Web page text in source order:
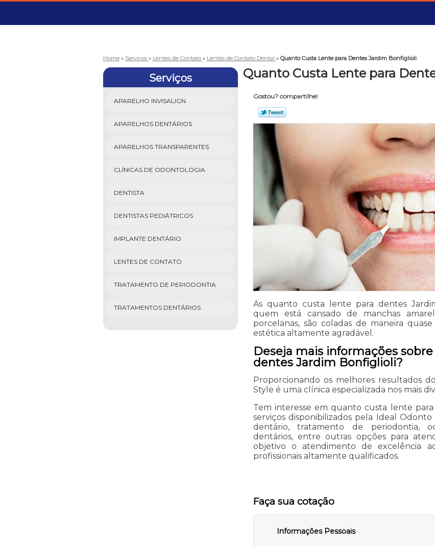
Home » Serviços » Lentes de Contato » Lentes de Contato Dental » Quanto Custa Lente para Dentes Jardim Bonfiglioli
Serviços
APARELHO INVISALIGN
APARELHOS DENTÁRIOS
APARELHOS TRANSPARENTES
CLÍNICAS DE ODONTOLOGIA
DENTISTA
DENTISTAS PEDIÁTRICOS
IMPLANTE DENTÁRIO
LENTES DE CONTATO
TRATAMENTO DE PERIODONTIA
TRATAMENTOS DENTÁRIOS
Quanto Custa Lente para
Gostou? compartilhe!
As quanto custa lente para dentes
quem está cansado de manchas
porcelanas, são coladas de maneira
estética altamente agradável.
Deseja mais informações
dentes Jardim Bonfiglioli?
Proporcionando os melhores resultados
Style é uma clínica especializada nos mais
Tem interesse em quanto custa lente
serviços disponibilizados pela Ideal
dentário, tratamento de periodontia,
dentários, entre outras opções para
objetivo o atendimento de excelência
profissionais altamente qualificados.
Faça sua cotação
Informações Pessoais